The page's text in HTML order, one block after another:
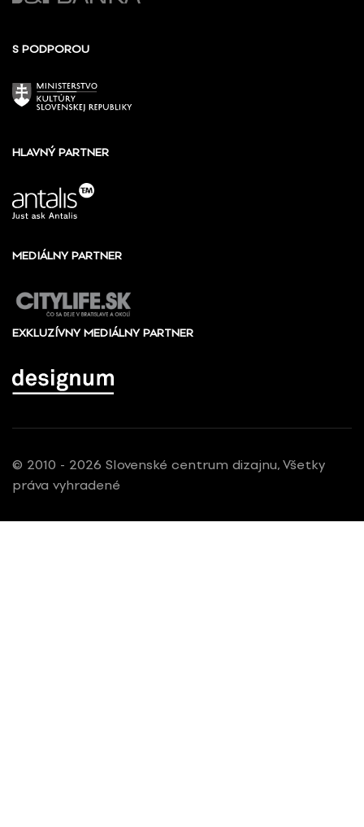
S PODPOROU
HLAVNÝ PARTNER
MEDIÁLNY PARTNER
EXKLUZÍVNY MEDIÁLNY PARTNER
© 2010 - 2026 Slovenské centrum dizajnu, Všetky
práva vyhradené